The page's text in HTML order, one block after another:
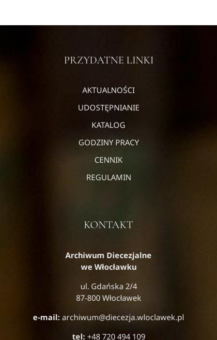
PRZYDATNE LINKI
AKTUALNOŚCI
UDOSTĘPNIANIE
KATALOG
GODZINY PRACY
CENNIK
REGULAMIN
KONTAKT
Archiwum Diecezjalne
we Włocławku
ul. Gdańska 2/4
87-800 Włocławek
e-mail: archiwum@diecezja.wloclawek.pl
tel: +48 720 494 109